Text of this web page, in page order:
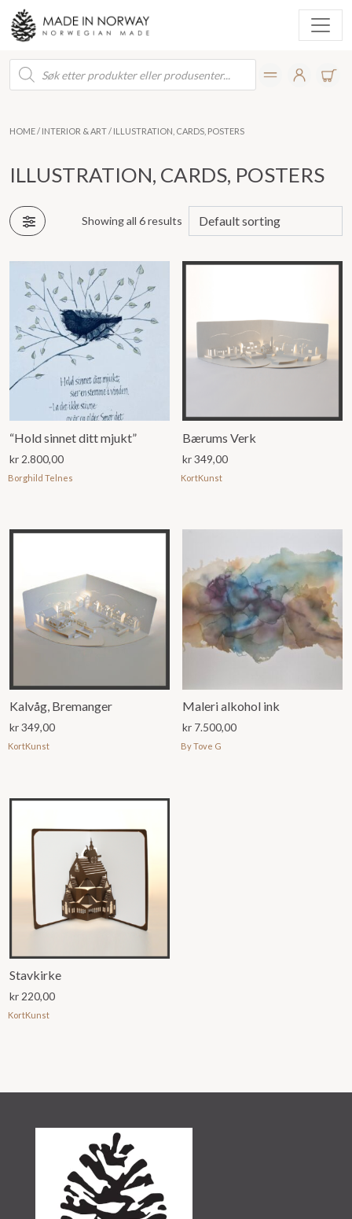
Products
search
HOME/ INTERIOR & ART/ ILLUSTRATION, CARDS, POSTERS
ILLUSTRATION, CARDS, POSTERS
Showing all 6 results
“Hold sinnet ditt mjukt”
kr 2.800,00
Borghild Telnes
Bærums Verk
kr349,00
KortKunst
Kalvåg, Bremanger
kr349,00
KortKunst
Maleri alkohol ink
kr 7.500,00
By Tove G
Stavkirke
kr 220,00
KortKunst